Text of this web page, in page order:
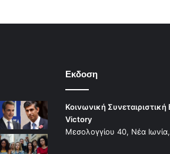
Εκδοση
Κοινωνική Συνεταιριστική
Victory
Μεσολογγίου 40, Νέα